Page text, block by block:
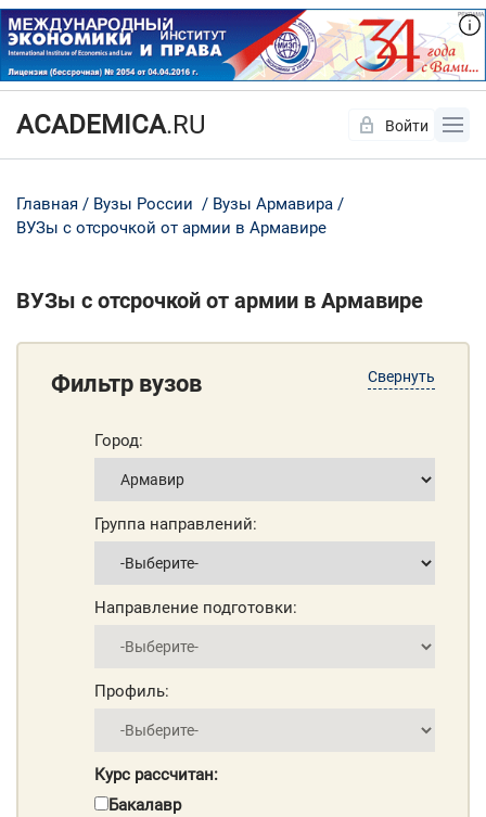
ACADEMICA.RU Войти
Главная Вузы России
Вузы Армавира
ВУЗы с отсрочкой от армии в Армавире
ВУЗы с отсрочкой от армии в Армавире
Свернуть
Фильтр вузов
Город:
Группа направлений:
Направление подготовки:
Профиль:
Курс рассчитан:
Бакалавр
Да Нет